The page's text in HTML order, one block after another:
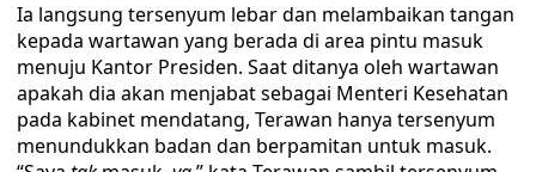
Ia langsung tersenyum lebar dan melambaikan tangan
kepada wartawan yang berada di area pintu masuk
menuju Kantor Presiden. Saat ditanya oleh wartawan
apakah dia akan menjabat sebagai Menteri Kesehatan
pada kabinet mendatang, Terawan hanya tersenyum
menundukkan badan dan berpamitan untuk masuk.